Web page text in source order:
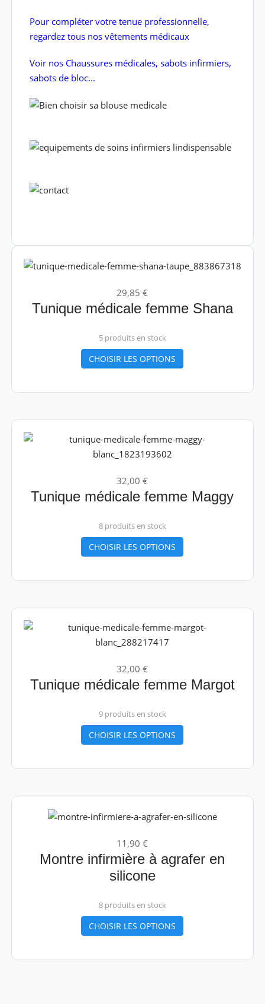
Pour compléter votre tenue professionnelle,
regardez tous nos vêtements médicaux
Voir nos Chaussures médicales, sabots infirmiers,
sabots de bloc...
29,85 €
Tunique médicale femme Shana
5 produits en stock
CHOISIR LES OPTIONS
32,00 €
Tunique médicale femme Maggy
8 produits en stock
CHOISIR LES OPTIONS
32,00 €
Tunique médicale femme Margot
9 produits en stock
CHOISIR LES OPTIONS
11,90 €
Montre infirmière à agrafer en
silicone
8 produits en stock
CHOISIR LES OPTIONS